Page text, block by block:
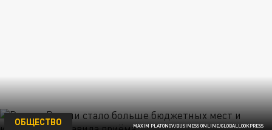
MAXIM PLATONOV/BUSINESS ONLINE/GLOBALLOOKPRESS
ОБЩЕСТВО